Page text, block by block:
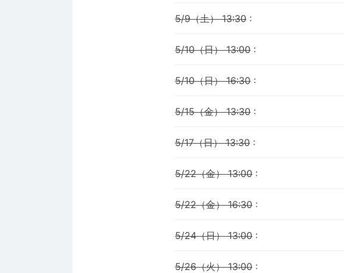
5/9（土） 13:30 :
5/10（日） 13:00 :
5/10（日） 16:30 :
5/15（金） 13:30 :
5/17（日） 13:30 :
5/22（金） 13:00 :
5/22（金） 16:30 :
5/24（日） 13:00 :
5/26（火） 13:00 :